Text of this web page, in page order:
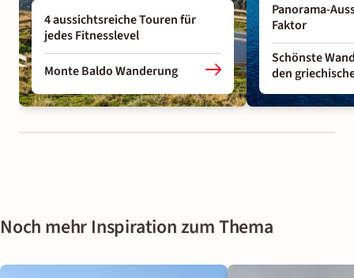
4 aussichtsreiche Touren für
jedes Fitnesslevel
Monte Baldo Wanderung
Panorama-
Faktor
Schönste
den
Noch mehr Inspiration zum Thema